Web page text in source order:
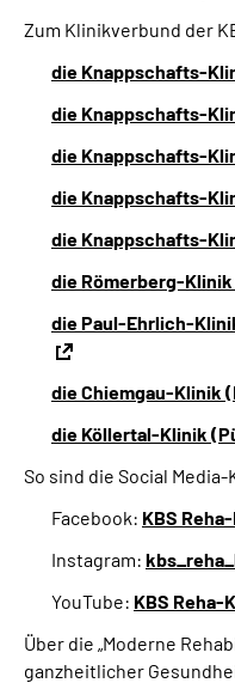
Zum Klinikverbund der
die Knappschafts-
die Knappschafts-
die Knappschafts-
die Knappschafts-
die Knappschafts-
die Römerberg-
die Paul-Ehrlich-
die Chiemgau-Klinik
die Köllertal-Klinik
So sind die Social
Facebook: KBS
Instagram:
YouTube: KBS Reha-
Über die „Moderne
ganzheitlicher